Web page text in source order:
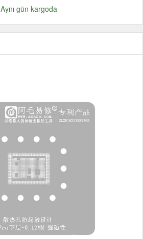
Aynı gün kargoda